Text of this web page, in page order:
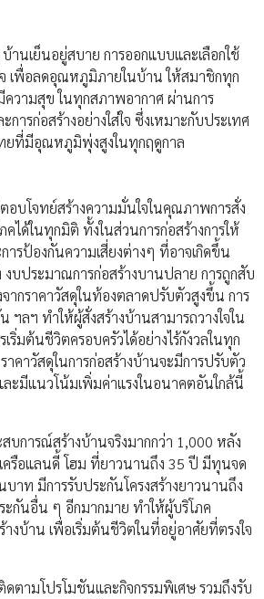
านเย็นอยู่สบาย การออกแบบและเลือกใช้
จ เพื่อลดอุณหภูมิภายในบ้าน ให้สมาชิกทุก
ความสุข ในทุกสภาพอากาศ ผ่านการ
ารก่อสร้างอย่างใส่ใจ ซึ่งเหมาะกับประเทศ
ทยที่มีอุณหภูมิพุ่งสูงในทุกฤดูกาล
อบโจทย์สร้างความมั่นใจในคุณภาพการสั่ง
คได้ในทุกมิติ ทั้งในส่วนการก่อสร้างการให้
รป้องกันความเสี่ยงต่างๆ ที่อาจเกิดขึ้น
งบประมาณการก่อสร้างบานปลาย การถูกสับ
ากราคาวัสดุในท้องตลาดปรับตัวสูงขึ้น การ
ฯลฯ ทำให้ผู้สั่งสร้างบ้านสามารถวางใจใน
ริ่มต้นชีวิตครอบครัวได้อย่างไร้กังวลในทุก
าคาวัสดุในการก่อสร้างบ้านจะมีการปรับตัว
ละมีแนวโน้มเพิ่มค่าแรงในอนาคตอันใกล้นี้
บการณ์สร้างบ้านจริงมากกว่า 1,000 หลัง
ครือแลนดี้ โฮม ที่ยาวนานถึง 35 ปี มีทุนจด
าท มีการรับประกันโครงสร้างยาวนานถึง
ะกันอื่น ๆ อีกมากมาย ทำให้ผู้บริโภค
ร้างบ้าน เพื่อเริ่มต้นชีวิตในที่อยู่อาศัยที่ตรงใจ
ตามโปรโมชันและกิจกรรมพิเศษ รวมถึงรับ